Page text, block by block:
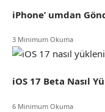
iPhone’ umdan
3 Minimum Okuma
iOS 17 Beta Nasıl
6 Minimum Okuma